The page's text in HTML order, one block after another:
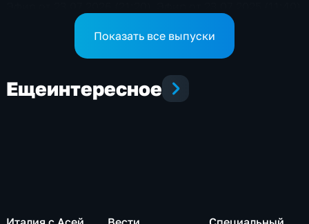
Показать все выпуски
Ещеинтересное